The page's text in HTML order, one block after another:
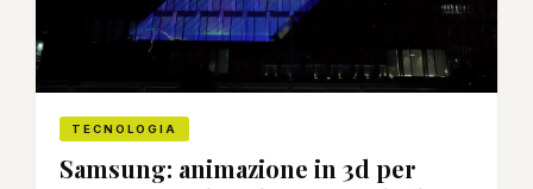
TECNOLOGIA
Samsung: animazione in 3d per